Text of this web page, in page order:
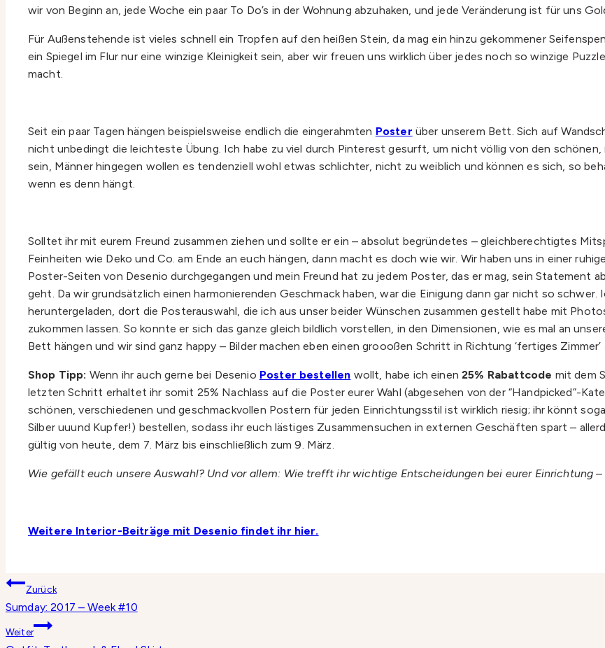
wir von Beginn an, jede Woche ein paar To Do’s in der Wohnung abzuhaken, und jede Veränderung ist für uns
Für Außenstehende ist vieles schnell ein Tropfen auf den heißen Stein, da mag ein hinzu gekommener
ein Spiegel im Flur nur eine winzige Kleinigkeit sein, aber wir freuen uns wirklich über jedes noch so winzige
macht.
Seit ein paar Tagen hängen beispielsweise endlich die eingerahmten Poster über unserem Bett. Sich auf
nicht unbedingt die leichteste Übung. Ich habe zu viel durch Pinterest gesurft, um nicht völlig von den
sein, Männer hingegen wollen es tendenziell wohl etwas schlichter, nicht zu weiblich und können es sich, so
wenn es denn hängt.
Solltet ihr mit eurem Freund zusammen ziehen und sollte er ein – absolut begründetes – gleichberechtigtes
Feinheiten wie Deko und Co. am Ende an euch hängen, dann macht es doch wie wir. Wir haben uns in einer
Poster-Seiten von Desenio durchgegangen und mein Freund hat zu jedem Poster, das er mag, sein Statement
geht. Da wir grundsätzlich einen harmonierenden Geschmack haben, war die Einigung dann gar nicht so schwer.
heruntergeladen, dort die Posterauswahl, die ich aus unser beider Wünschen zusammen gestellt habe mit
zukommen lassen. So konnte er sich das ganze gleich bildlich vorstellen, in den Dimensionen, wie es mal an
Bett hängen und wir sind ganz happy – Bilder machen eben einen groooßen Schritt in Richtung ‘fertiges Zimmer’
Shop Tipp: Wenn ihr auch gerne bei Desenio Poster bestellen wollt, habe ich einen25% Rabattcode mit dem
letzten Schritt erhaltet ihr somit 25% Nachlass auf die Poster eurer Wahl (abgesehen von der “Handpicked”-
schönen, verschiedenen und geschmackvollen Postern für jeden Einrichtungsstil ist wirklich riesig; ihr könnt
Silber uuund Kupfer!) bestellen, sodass ihr euch lästiges Zusammensuchen in externen Geschäften spart –
gültig von heute, dem 7. März bis einschließlich zum 9. März.
Wie gefällt euch unsere Auswahl? Und vor allem: Wie trefft ihr wichtige Entscheidungen bei eurer Einrichtung
Weitere Interior-Beiträge mit Desenio findet ihr hier.
Beitragsnavigation
Zurück
Sumday: 2017 – Week #10
Weiter